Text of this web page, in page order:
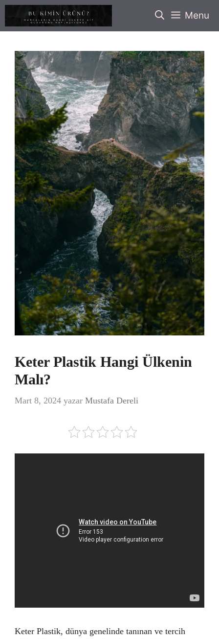
İçeriğe
Menu
Keter Plastik Hangi Ülkenin
Malı?
Mart 8, 2024 yazar Mustafa Dereli
Keter Plastik, dünya genelinde tanınan ve tercih